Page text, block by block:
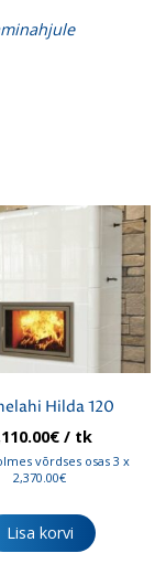
Hilda 120
€/ tk
võrdses osas 3 x
2,370.00€
Lisa korvi